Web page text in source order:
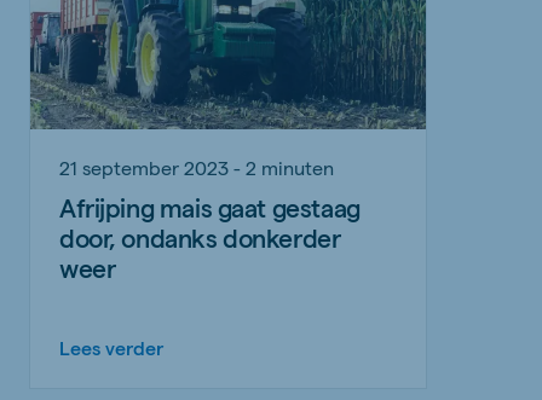
21 september 2023 - 2 minuten
Afrijping mais gaat gestaag
door, ondanks donkerder
weer
Lees verder